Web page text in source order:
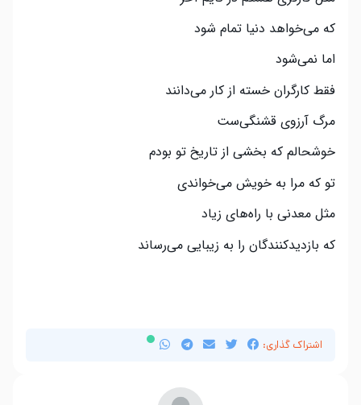
که می‌خواهد دنیا تمام شود
اما نمی‌شود
فقط کارگران خسته از کار می‌دانند
مرگ آرزوی قشنگی‌ست
خوشحالم که بخشی از تاریخ تو بودم
تو که مرا به خویش می‌خواندی
مثل معدنی با راه‌های زیاد
که بازدیدکنندگان را به زیبایی می‌رساند
اشتراک گذاری: